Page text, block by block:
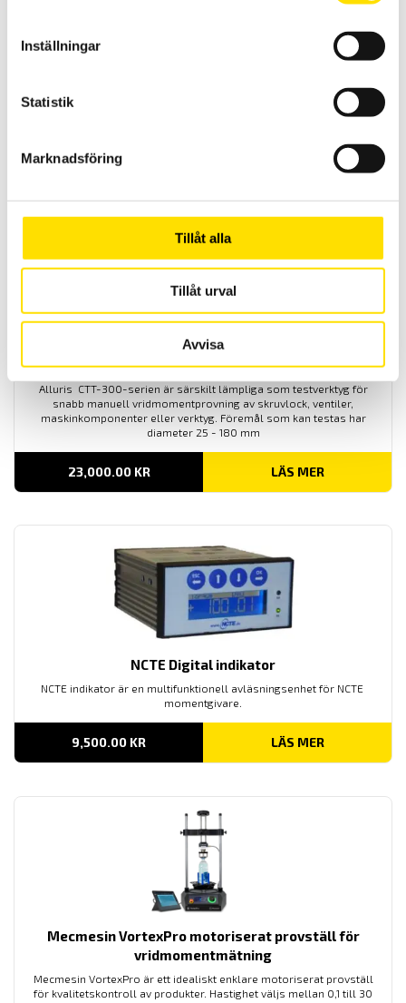
Inställningar
Statistik
Marknadsföring
Tillåt alla
Tillåt urval
Avvisa
Momentgivare Static Torque (ST) för låg moment med kapaciteter
från 50 mN.m till 2 N.m, används med SMART-kontakt för anslutning
Alluris Digital momentmätare CTT300 2 till 10 N.m
Alluris CTT-300-serien är särskilt lämpliga som testverktyg för
snabb manuell vridmomentprovning av skruvlock, ventiler,
maskinkomponenter eller verktyg. Föremål som kan testas har
diameter 25 - 180 mm
23,000.00 KR LÄS MER
NCTE Digital indikator
NCTE indikator är en multifunktionell avläsningsenhet för NCTE
momentgivare.
9,500.00 KR LÄS MER
Mecmesin VortexPro motoriserat provställ för
vridmomentmätning
Mecmesin VortexPro är ett idealiskt enklare motoriserat provställ
för kvalitetskontroll av produkter. Hastighet väljs mellan 0,1 till 30